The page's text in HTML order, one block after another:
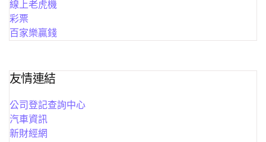
線上老虎機
彩票
百家樂贏錢
友情連結
公司登記查詢中心
汽車資訊
新財經網